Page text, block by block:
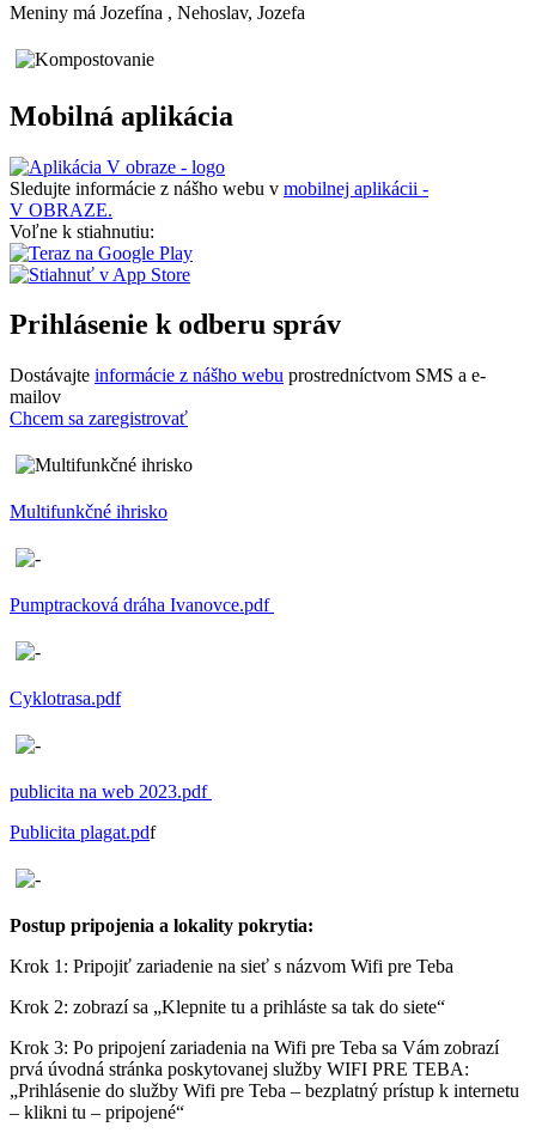
Meniny má Jozefína , Nehoslav, Jozefa
Mobilná aplikácia
Sledujte informácie z nášho webu v mobilnej aplikácii -
V OBRAZE.
Voľne k stiahnutiu:
Prihlásenie k odberu správ
Dostávajte informácie z nášho webu prostredníctvom SMS a e-
mailov
Chcem sa zaregistrovať
Multifunkčné ihrisko
Pumptracková dráha Ivanovce.pdf
Cyklotrasa.pdf
publicita na web 2023.pdf
Publicita plagat.pdf
Postup pripojenia a lokality pokrytia:
Krok 1: Pripojiť zariadenie na sieť s názvom Wifi pre Teba
Krok 2: zobrazí sa „Klepnite tu a prihláste sa tak do siete“
Krok 3: Po pripojení zariadenia na Wifi pre Teba sa Vám zobrazí
prvá úvodná stránka poskytovanej služby WIFI PRE TEBA:
„Prihlásenie do služby Wifi pre Teba – bezplatný prístup k internetu
– klikni tu – pripojené“